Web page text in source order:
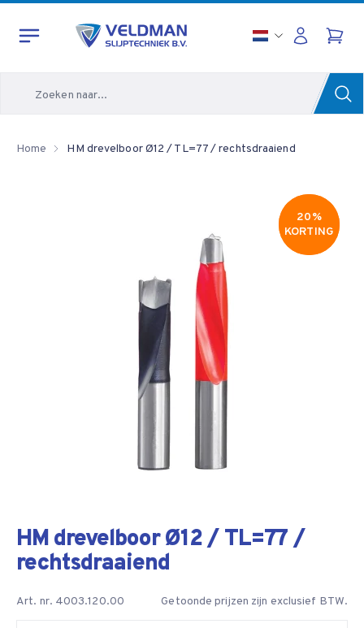
Home HM drevelboor Ø12 / TL=77 / rechtsdraaiend
20%
KORTING
20%
KORTING
HM drevelboor Ø12 / TL=77 /
rechtsdraaiend
Art. nr. 4003.120.00 Getoonde prijzen zijn exclusief BTW.